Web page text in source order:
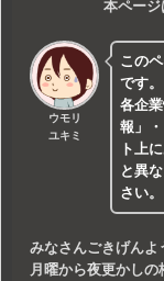
本ペー
ウモリ
ユキミ
この
です。
各企業
報」
・
ト上
と異
さい。
みなさんごきげんよ
月曜から夜更かし